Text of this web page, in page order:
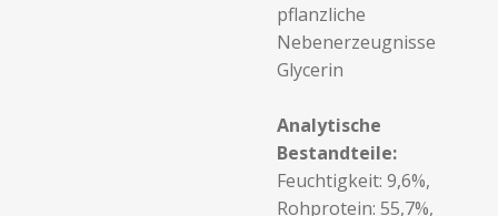
pflanzliche
Nebenerzeugnisse
Glycerin
Analytische
Bestandteile:
Feuchtigkeit: 9,6%,
Rohprotein: 55,7%,